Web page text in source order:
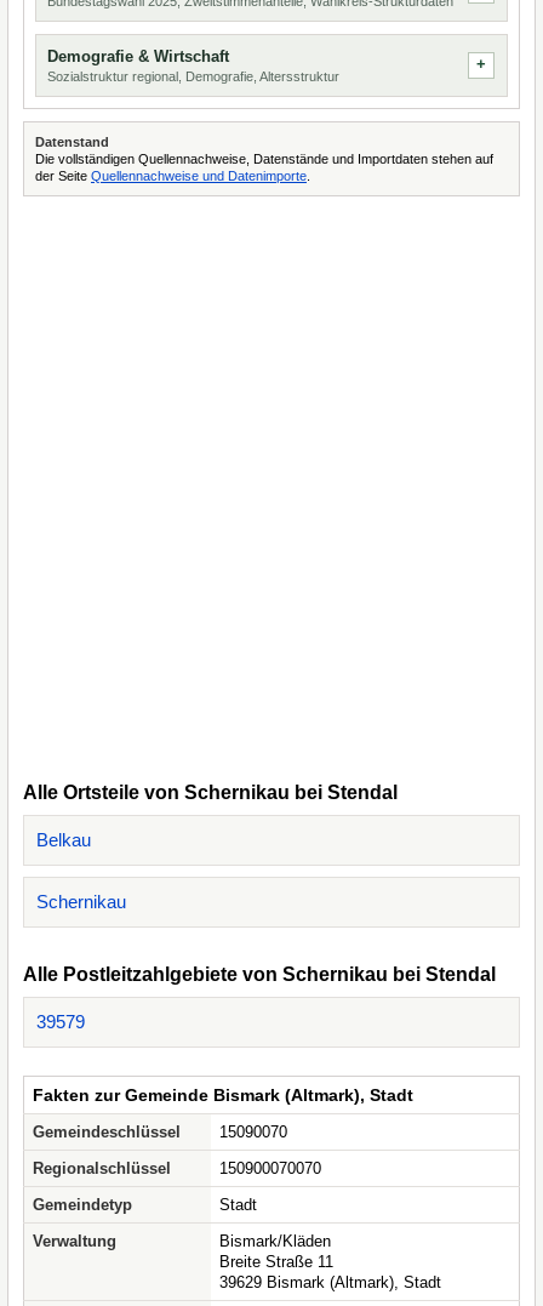
Demografie & Wirtschaft
Sozialstruktur regional, Demografie, Altersstruktur
Datenstand
Die vollständigen Quellennachweise, Datenstände und Importdaten stehen auf
der Seite Quellennachweise und Datenimporte
Alle Ortsteile von Schernikau bei Stendal
Belkau
Schernikau
Alle Postleitzahlgebiete von Schernikau bei Stendal
39579
Fakten zur Gemeinde Bismark (Altmark), Stadt
Gemeindeschlüssel
15090070
Regionalschlüssel
150900070070
Gemeindetyp
Stadt
Verwaltung
Bismark/Kläden
Breite Straße 11
39629 Bismark (Altmark), Stadt